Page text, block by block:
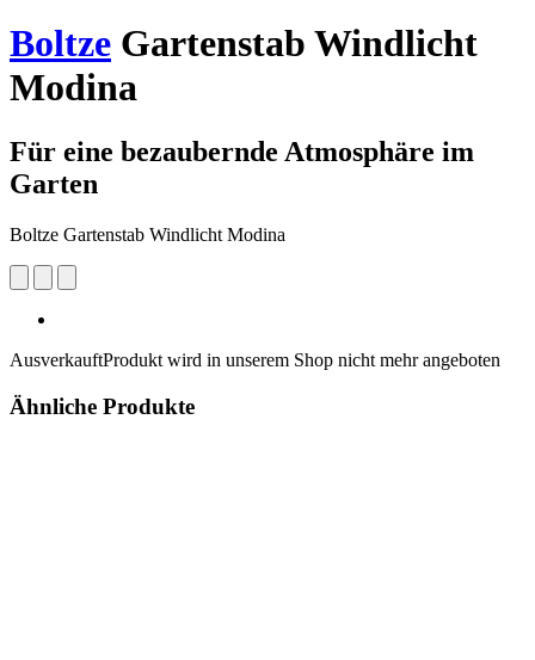
Boltze Gartenstab Windlicht
Modina
Für eine bezaubernde Atmosphäre im
Garten
Boltze Gartenstab Windlicht Modina
AusverkauftProdukt wird in unserem Shop nicht mehr angeboten
Ähnliche Produkte